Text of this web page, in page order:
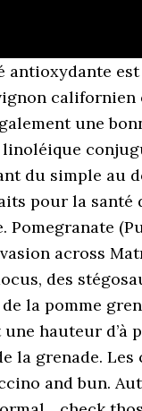
(38). Qu'est-ce que la grenade ? Une autre étude a examiné les effets du jus de grenade chez les personnes atteintes de diabète de type 2 et de cholestérol élevé. Ce que j'aime avec le dos de cabillaud, c'est qu'il soit en portions bien épaisses et qu'il se détache en pétales nacrés lorsqu'on appuie légèrement dessus. Ils observent aussi que les contributions principales à l'activité anti-oxydante des jus viennent des ellagitanins sous forme de punicalagine, 2-O-galloylpunicalagine, punicaline A et B et granatine A et B. Des études en tubes d’essai ont montré que l’on peut réduire l’activité inflammatoire dans le tube digestif mais aussi dans les cellules du cancer du sein et du cancer du côlon (4, 5, 6). Les caractéristiques physico-chimiques du jus de ces fruits ont été évaluées : les solides solubles totaux, le pH, l’acidité, l’indice de maturité, les sucres totaux, ainsi que le rendement en jus. Pomegranate polyphenols down-regulate expression of androgensynthesizing genes in human prostate cancer cells overexpressing the androgen receptor. Ce sont ces petites billes, environ 400 par fruit, qui sont comestibles, et rien d’autre.